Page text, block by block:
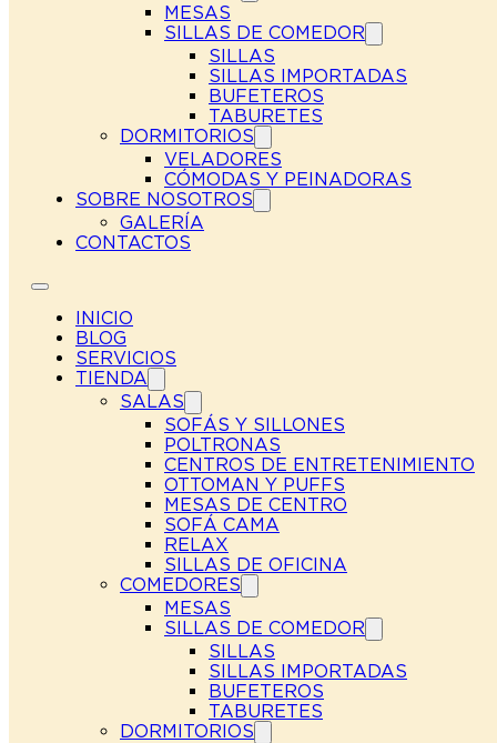
MESAS
SILLAS DE COMEDOR
SILLAS
SILLAS IMPORTADAS
BUFETEROS
TABURETES
DORMITORIOS
VELADORES
CÓMODAS Y PEINADORAS
SOBRE NOSOTROS
GALERÍA
CONTACTOS
INICIO
BLOG
SERVICIOS
TIENDA
SALAS
SOFÁS Y SILLONES
POLTRONAS
CENTROS DE ENTRETENIMIENTO
OTTOMAN Y PUFFS
MESAS DE CENTRO
SOFÁ CAMA
RELAX
SILLAS DE OFICINA
COMEDORES
MESAS
SILLAS DE COMEDOR
SILLAS
SILLAS IMPORTADAS
BUFETEROS
TABURETES
DORMITORIOS